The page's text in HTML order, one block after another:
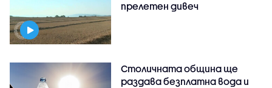
прелетен дивеч
Столичната община ще
раздава безплатна вода и